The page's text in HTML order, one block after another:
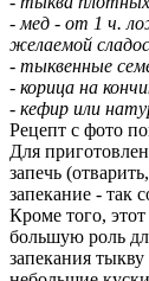
- мед - от 1 ч.
желаемой
- тыквенные
- корица на
- кефир или
Рецепт с фото
Для
запечь
запекание - так
Кроме того,
большую роль
запекания